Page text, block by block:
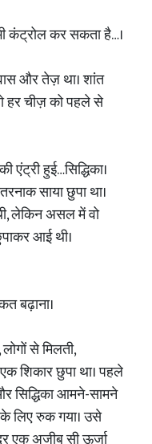
कंट्रोल कर सकता है…।
और तेज़ था। शांत
हर चीज़ को पहले से
हुई…सिद्धिका।
साया छुपा था।
लेकिन असल में वो
आई थी।
बढ़ाना।
से मिलती,
शिकार छुपा था। पहले
सिद्धिका आमने-सामने
लिए रुक गया। उसे